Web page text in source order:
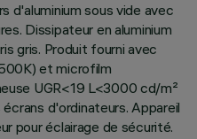
d'aluminium sous vide avec
Dissipateur en aluminium
gris. Produit fourni avec
et microfilm
UGR<19 L<3000 cd/m²
d'ordinateurs. Appareil
pour éclairage de sécurité.